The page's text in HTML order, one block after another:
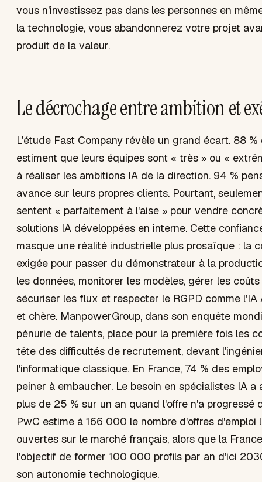
vous n'investissez pas dans les personnes en
la technologie, vous abandonnerez votre projet
produit de la valeur.
Le décrochage entre ambition et
L'étude Fast Company révèle un grand écart. 88
estiment que leurs équipes sont « très » ou «
à réaliser les ambitions IA de la direction. 94 %
avance sur leurs propres clients. Pourtant,
sentent « parfaitement à l'aise » pour vendre
solutions IA développées en interne. Cette
masque une réalité industrielle plus prosaïque : la
exigée pour passer du démonstrateur à la
les données, monitorer les modèles, gérer les
sécuriser les flux et respecter le RGPD comme
et chère. ManpowerGroup, dans son enquête
pénurie de talents, place pour la première fois les
tête des difficultés de recrutement, devant
l'informatique classique. En France, 74 % des
peiner à embaucher. Le besoin en spécialistes IA a
plus de 25 % sur un an quand l'offre n'a progressé
PwC estime à 166 000 le nombre d'offres d'emploi
ouvertes sur le marché français, alors que la
l'objectif de former 100 000 profils par an d'ici
son autonomie technologique.